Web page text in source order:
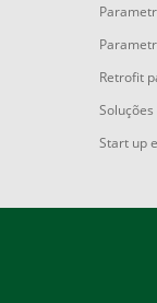
Retrofit
Start up